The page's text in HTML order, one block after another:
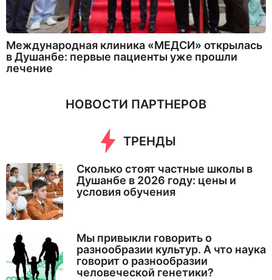
Международная клиника «МЕДСИ» открылась
в Душанбе: первые пациенты уже прошли
лечение
НОВОСТИ ПАРТНЕРОВ
ТРЕНДЫ
Сколько стоят частные школы в
Душанбе в 2026 году: цены и
условия обучения
Мы привыкли говорить о
разнообразии культур. А что наука
говорит о разнообразии
человеческой генетики?